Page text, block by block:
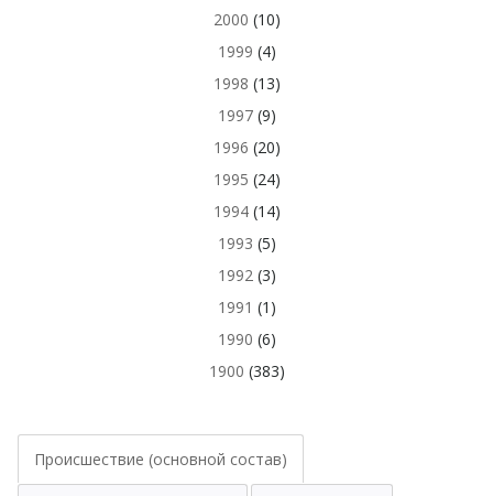
2000 (10)
1999 (4)
1998 (13)
1997(9)
1996 (20)
1995 (24)
1994(14)
1993 (5)
1992(3)
1991 (1)
1990 (6)
1900 (383)
Происшествие (основной состав)